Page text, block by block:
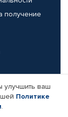
получение
улучшить ваш
Политике
.